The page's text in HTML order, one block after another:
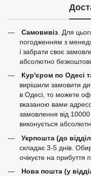
Самовивіз . Для
погодженням з
і забрати своє
абсолютно
Кур'єром по Одесі
вирішили замовити
в Одесі, то можете
вказаною вами
замовлення від
виконується
Укрпошта (до
складає 3-5 днів.
очікуєте на прибуття
Нова пошта (у